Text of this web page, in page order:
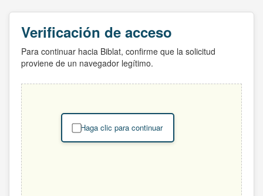
Verificación de acceso
Para continuar hacia Biblat, confirme que la solicitud
proviene de un navegador legítimo.
Haga clic para continuar